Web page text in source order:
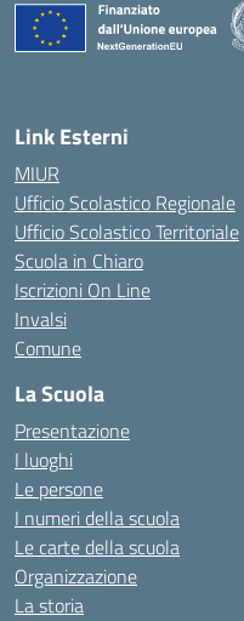
Link Esterni
MIUR
Ufficio Scolastico Regionale
Ufficio Scolastico Territoriale
Scuola in Chiaro
Iscrizioni On Line
Invalsi
Comune
La Scuola
Presentazione
I luoghi
Le persone
I numeri della scuola
Le carte della scuola
Organizzazione
La storia